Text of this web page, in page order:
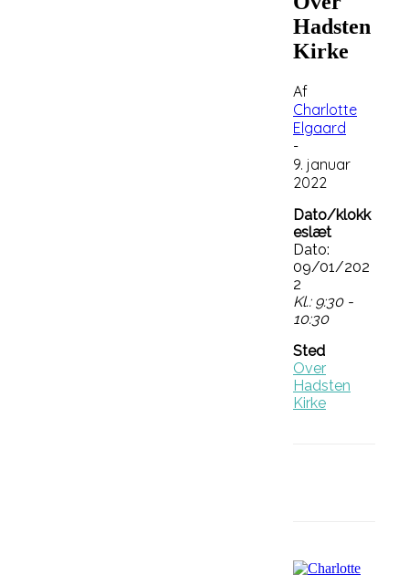
Hadsten
Kirke
Af
Charlotte
Elgaard
-
9. januar
2022
Dato/klokk
eslæt
Dato:
09/01/202
2
Kl.: 9:30 -
10:30
Sted
Over
Hadsten
Kirke